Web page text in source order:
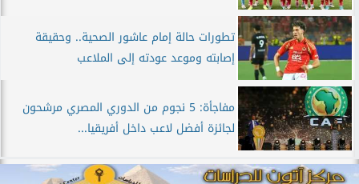
تطورات حالة إمام عاشور الصحية.. وحقيقة
إصابته وموعد عودته إلى الملاعب
مفاجأة: 5 نجوم من الدوري المصري مرشحون
لجائزة أفضل لاعب داخل أفريقيا...